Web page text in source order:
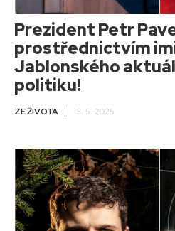
Prezident Petr
prostřednictvím
Jablonského
politiku!
ZE ŽIVOTA 13. 5. 2025